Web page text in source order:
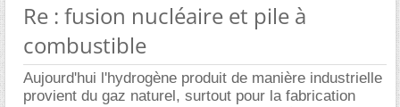
Re : fusion nucléaire et pile à
combustible
Aujourd'hui l'hydrogène produit de manière industrielle
provient du gaz naturel, surtout pour la fabrication